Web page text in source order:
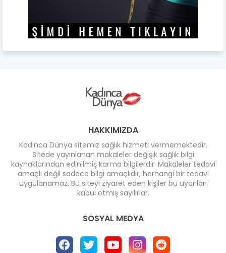
HAKKIMIZDA
Kadınca Dünya sitemiz sağlık hizmeti vermemektedir.
Sitede yayınlanan makaleler değişik sağlık bilgi
kaynaklarından edinilmiş karma bilgilerdir. Makaleler tedavi
amaçlı değil sadece bilgi amaçlıdır, herhangi bir tedavi
uygulanamaz. Bu siteyi ziyaret eden kişiler bu uyarıları
kabul etmiş sayılırlar.
SOSYAL MEDYA